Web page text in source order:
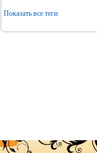
Показать все теги